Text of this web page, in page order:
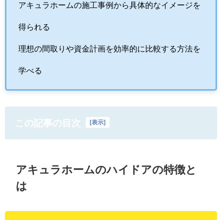
アキュラホームの施工事例から具体的なイメージを
得られる
理想の間取りや資金計画を効率的に比較する方法を
学べる
この記事の目次 [表示]
アキュラホームのハイドアの特徴と
は